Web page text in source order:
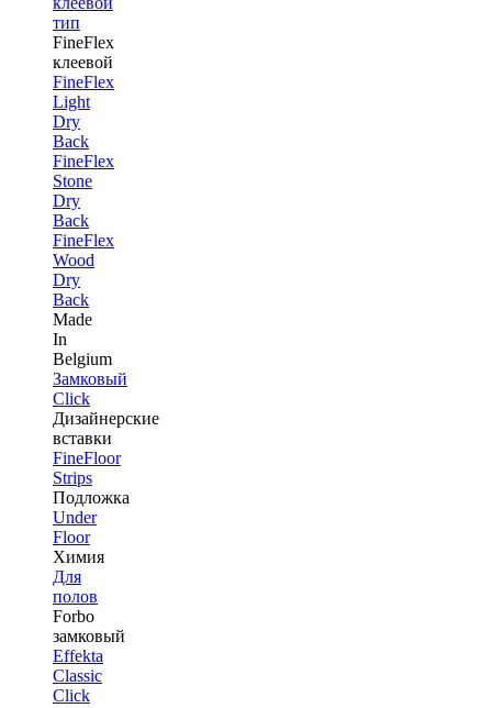
тип
FineFlex
клеевой
FineFlex
Light
Dry
Back
FineFlex
Stone
Dry
Back
FineFlex
Wood
Dry
Back
Made
In
Belgium
Замковый
Click
Дизайнерские
вставки
FineFloor
Strips
Подложка
Under
Floor
Химия
Для
полов
Forbo
замковый
Effekta
Classic
Click